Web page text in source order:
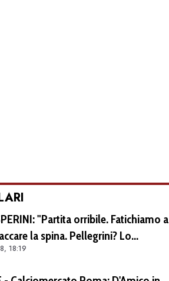
"Partita orribile. Fatichiamo a
la spina. Pellegrini? Lo
in campo tra un mese.
18:19